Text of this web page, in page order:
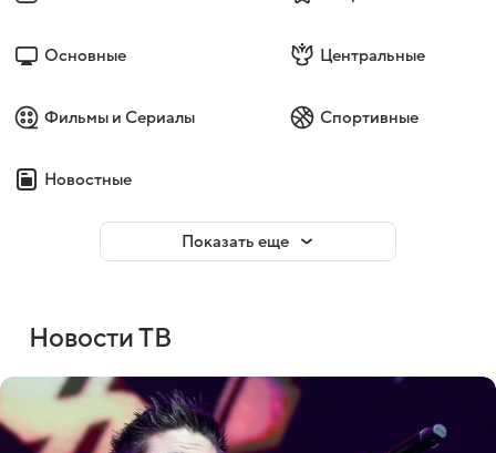
Основные Центральные
Фильмы и Сериалы Спортивные
Новостные
Показать еще
Новости ТВ